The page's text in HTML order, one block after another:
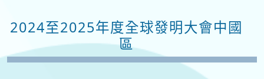
2024至2025年度全球發明大會中國
區